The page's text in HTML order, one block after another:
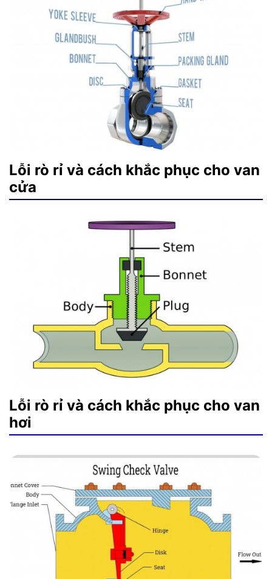
Lỗi rò rỉ và cách khắc phục cho van
cửa
Lỗi rò rỉ và cách khắc phục cho van
hơi